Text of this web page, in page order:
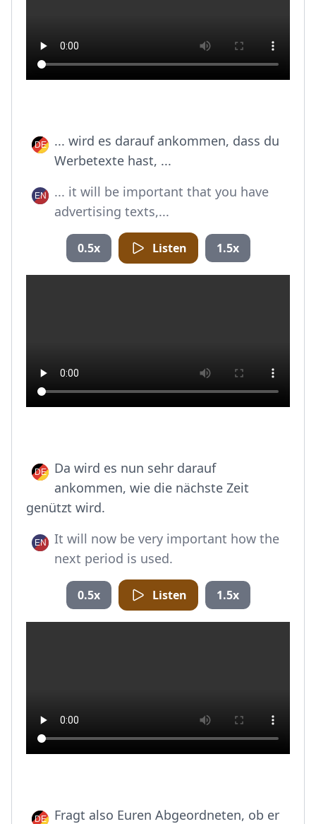
... wird es darauf ankommen, dass du
Werbetexte hast, ...
... it will be important that you have
advertising texts,...
0.5x Listen 1.5x
Da wird es nun sehr darauf
ankommen, wie die nächste Zeit
genützt wird.
It will now be very important how the
next period is used.
0.5x Listen 1.5x
Fragt also Euren Abgeordneten, ob er